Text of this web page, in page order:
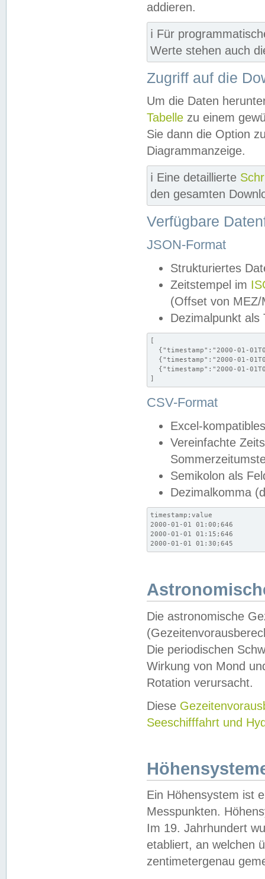
addieren.
ℹ️ Für
Werte stehen auch
Zugriff auf die
Um die Daten
Tabelle zu einem
Sie dann die Option
Diagrammanzeige.
ℹ️ Eine detaillierte
den gesamten
Verfügbare
JSON-Format
Strukturiertes
Zeitstempel im
(Offset von MEZ/
Dezimalpunkt als
[
{"timestamp":"2000-01-
{"timestamp":"2000-01-
{"timestamp":"2000-01-
]
CSV-Format
Excel-
Vereinfachte
Semikolon als
Dezimalkomma
timestamp;value
2000-01-01 01:00;646
2000-01-01 01:15;646
2000-01-01 01:30;645
Die astronomische
Die periodischen
Wirkung von Mond
Rotation verursacht.
Diese
Seeschifffahrt und
Ein Höhensystem ist
Messpunkten.
Im 19. Jahrhundert
etabliert, an welchen
zentimetergenau